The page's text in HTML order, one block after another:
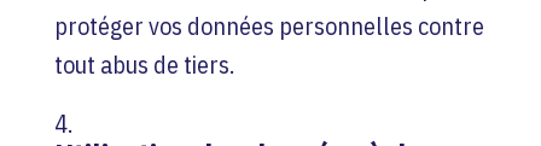
protéger vos données personnelles contre
tout abus de tiers.